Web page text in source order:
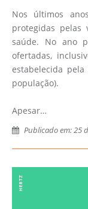
Nos últimos
protegidas pelas
saúde. No ano
ofertadas,
estabelecida
população).
Apesar…
Publicado em: 25